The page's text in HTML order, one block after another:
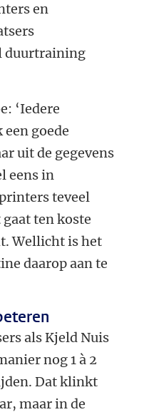
en
duurtraining
‘Iedere
goede
uit de gegevens
eens in
teveel
ten koste
Wellicht is het
daarop aan te
als Kjeld Nuis
nog 1 à 2
Dat klinkt
maar in de